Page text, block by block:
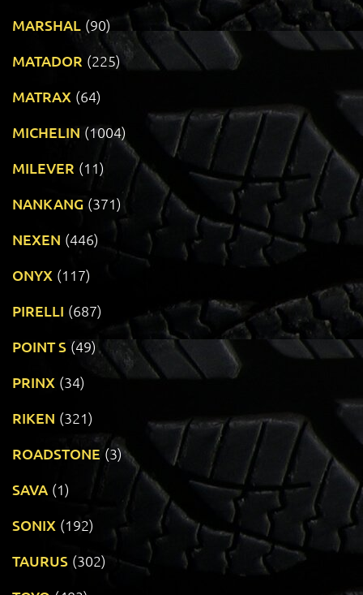
MARSHAL (90)
MATADOR (225)
MATRAX (64)
MICHELIN (1004)
MILEVER (11)
NANKANG (371)
NEXEN (446)
ONYX (117)
PIRELLI (687)
POINT S (49)
PRINX (34)
RIKEN (321)
ROADSTONE (3)
SAVA (1)
SONIX (192)
TAURUS (302)